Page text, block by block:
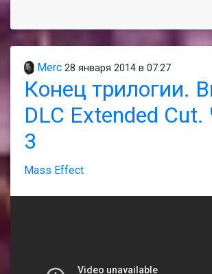
Merc 28 января 2014 в 07:27
Конец трилогии.
DLC Extended Cut.
3
Mass Effect